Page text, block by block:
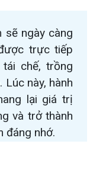
sẽ ngày càng
trực tiếp
chế, trồng
này, hành
lại giá trị
và trở thành
đáng nhớ.